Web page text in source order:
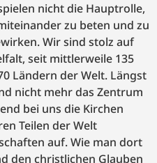
nicht die Hauptrolle,
zu beten und zu
Wir sind stolz auf
seit mittlerweile 135
Ländern der Welt. Längst
nicht mehr das Zentrum
bei uns die Kirchen
Teilen der Welt
auf. Wie man dort
den christlichen Glauben